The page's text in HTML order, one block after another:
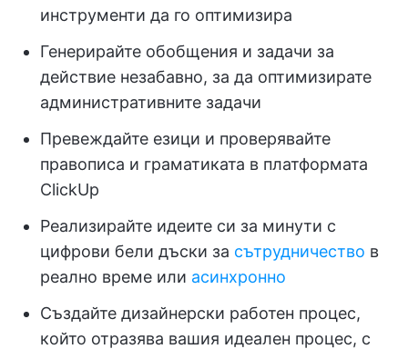
инструменти да го оптимизира
Генерирайте обобщения и задачи за
действие незабавно, за да оптимизирате
административните задачи
Превеждайте езици и проверявайте
правописа и граматиката в платформата
ClickUp
Реализирайте идеите си за минути с
цифрови бели дъски за сътрудничество в
реално време или асинхронно
Създайте дизайнерски работен процес,
който отразява вашия идеален процес, с